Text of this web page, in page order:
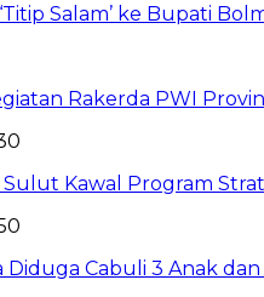
Salam’ ke Bupati
Rakerda PWI
Kawal Program
Diduga Cabuli 3 Anak